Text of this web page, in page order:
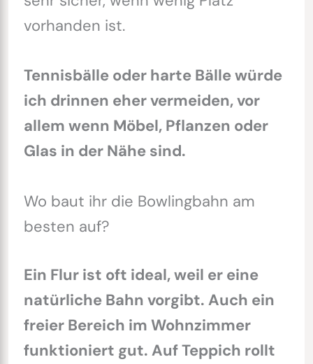
vorhanden ist.
Tennisbälle oder harte Bälle würde
ich drinnen eher vermeiden, vor
allem wenn Möbel, Pflanzen oder
Glas in der Nähe sind.
Wo baut ihr die Bowlingbahn am
besten auf?
Ein Flur ist oft ideal, weil er eine
natürliche Bahn vorgibt. Auch ein
freier Bereich im Wohnzimmer
funktioniert gut. Auf Teppich rollt